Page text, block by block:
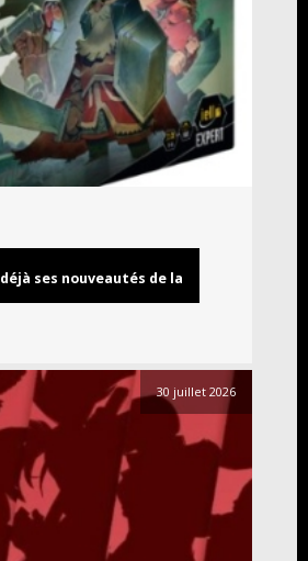
ses nouveautés de la
30 juillet 2026